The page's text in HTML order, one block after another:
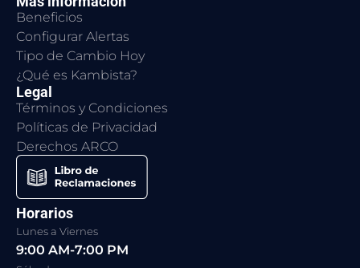
Beneficios
Configurar Alertas
Tipo de Cambio Hoy
¿Qué es Kambista?
Legal
Términos y Condiciones
Políticas de Privacidad
Derechos ARCO
Horarios
Lunes a Viernes
9:00 AM-7:00 PM